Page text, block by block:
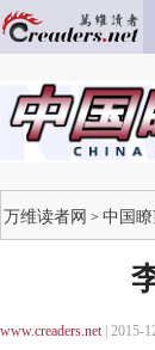
万维读者网 > 中国瞭
www.creaders.net| 2015-